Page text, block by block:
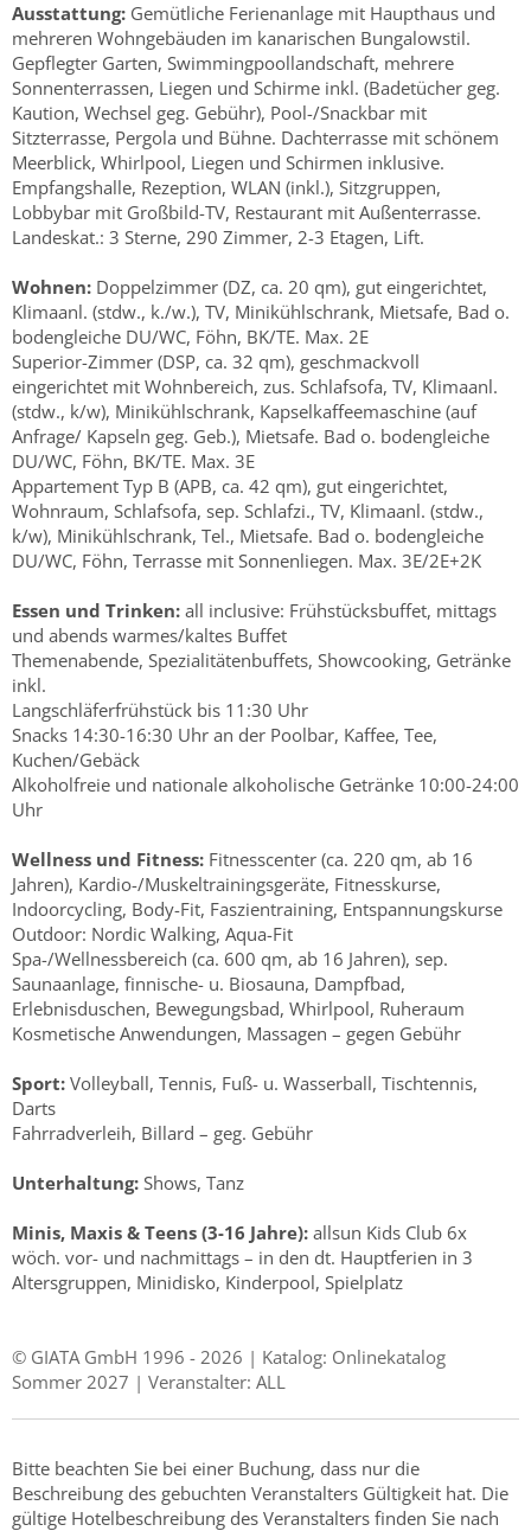
Ausstattung: Gemütliche Ferienanlage mit Haupthaus und
mehreren Wohngebäuden im kanarischen Bungalowstil.
Gepflegter Garten, Swimmingpoollandschaft, mehrere
Sonnenterrassen, Liegen und Schirme inkl. (Badetücher geg.
Kaution, Wechsel geg. Gebühr), Pool-/Snackbar mit
Sitzterrasse, Pergola und Bühne. Dachterrasse mit schönem
Meerblick, Whirlpool, Liegen und Schirmen inklusive.
Empfangshalle, Rezeption, WLAN (inkl.), Sitzgruppen,
Lobbybar mit Großbild-TV, Restaurant mit Außenterrasse.
Landeskat.: 3 Sterne, 290 Zimmer, 2-3 Etagen, Lift.
Wohnen: Doppelzimmer (DZ, ca. 20 qm), gut eingerichtet,
Klimaanl. (stdw., k./w.), TV, Minikühlschrank, Mietsafe, Bad o.
bodengleiche DU/WC, Föhn, BK/TE. Max. 2E
Superior-Zimmer (DSP, ca. 32 qm), geschmackvoll
eingerichtet mit Wohnbereich, zus. Schlafsofa, TV, Klimaanl.
(stdw., k/w), Minikühlschrank, Kapselkaffeemaschine (auf
Anfrage/ Kapseln geg. Geb.), Mietsafe. Bad o. bodengleiche
DU/WC, Föhn, BK/TE. Max. 3E
Appartement Typ B (APB, ca. 42 qm), gut eingerichtet,
Wohnraum, Schlafsofa, sep. Schlafzi., TV, Klimaanl. (stdw.,
k/w), Minikühlschrank, Tel., Mietsafe. Bad o. bodengleiche
DU/WC, Föhn, Terrasse mit Sonnenliegen. Max. 3E/2E+2K
Essen und Trinken: all inclusive: Frühstücksbuffet, mittags
und abends warmes/kaltes Buffet
Themenabende, Spezialitätenbuffets, Showcooking, Getränke
inkl.
Langschläferfrühstück bis 11:30 Uhr
Snacks 14:30-16:30 Uhr an der Poolbar, Kaffee, Tee,
Kuchen/Gebäck
Alkoholfreie und nationale alkoholische Getränke 10:00-24:00
Uhr
Wellness und Fitness: Fitnesscenter (ca. 220 qm, ab 16
Jahren), Kardio-/Muskeltrainingsgeräte, Fitnesskurse,
Indoorcycling, Body-Fit, Faszientraining, Entspannungskurse
Outdoor: Nordic Walking, Aqua-Fit
Spa-/Wellnessbereich (ca. 600 qm, ab 16 Jahren), sep.
Saunaanlage, finnische- u. Biosauna, Dampfbad,
Erlebnisduschen, Bewegungsbad, Whirlpool, Ruheraum
Kosmetische Anwendungen, Massagen – gegen Gebühr
Sport: Volleyball, Tennis, Fuß- u. Wasserball, Tischtennis,
Darts
Fahrradverleih, Billard – geg. Gebühr
Unterhaltung: Shows, Tanz
Minis, Maxis & Teens (3-16 Jahre): allsun Kids Club 6x
wöch. vor- und nachmittags – in den dt. Hauptferien in 3
Altersgruppen, Minidisko, Kinderpool, Spielplatz
© GIATA GmbH 1996 - 2026 | Katalog: Onlinekatalog
Sommer 2027 | Veranstalter: ALL
Bitte beachten Sie bei einer Buchung, dass nur die
Beschreibung des gebuchten Veranstalters Gültigkeit hat. Die
gültige Hotelbeschreibung des Veranstalters finden Sie nach